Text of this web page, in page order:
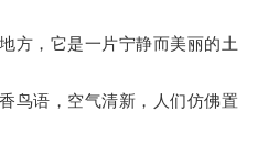
，它是一片宁静而美丽的土
语，空气清新，人们仿佛置